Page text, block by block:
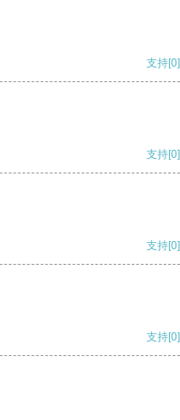
支持[0]
支持[0]
支持[0]
支持[0]